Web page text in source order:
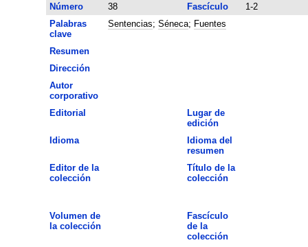
Número
38 Fascículo
1-2
Palabras
clave
Sentencias; Séneca; Fuentes
Resumen
Dirección
Autor
corporativo
Editorial
Lugar de
edición
Idioma
Idioma del
resumen
Editor de la
colección
Título de la
colección
Volumen de
la colección
Fascículo
de la
colección